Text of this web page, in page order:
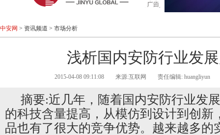
中安网 > 资讯频道 > 市场分析
浅析国内安防行业发
2015-04-08 09:11:08 来源:互联网 责任编辑: huangliyun
摘要:近几年，随着国内安防行业发
的科技含量提高，从模仿到设计到创新
品也有了很大的竞争优势。越来越多的